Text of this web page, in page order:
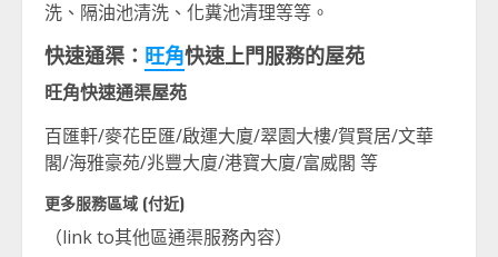
洗、隔油池清洗、化糞池清理等等。
快速通渠： 旺角快速上門服務的屋苑
旺角快速通渠屋苑
百匯軒/麥花臣匯/啟運大廈/翠園大樓/賀賢居/文華
閣/海雅豪苑/兆豐大廈/港寶大廈/富威閣 等
更多服務區域 (付近)
（link to其他區通渠服務內容）